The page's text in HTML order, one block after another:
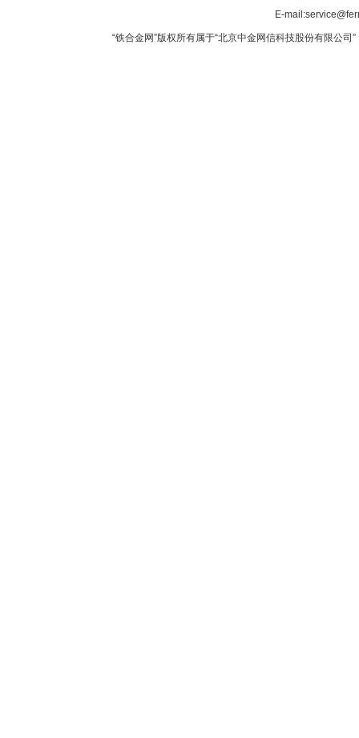
E-
“铁合金网”版权所有属于“北京中金网信科技股份有限公司